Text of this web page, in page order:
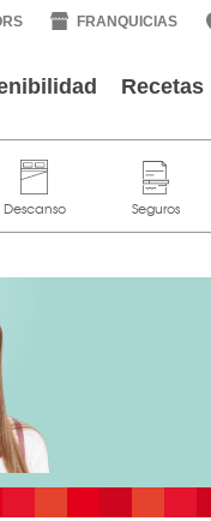
FRANQUICIAS
Recetas